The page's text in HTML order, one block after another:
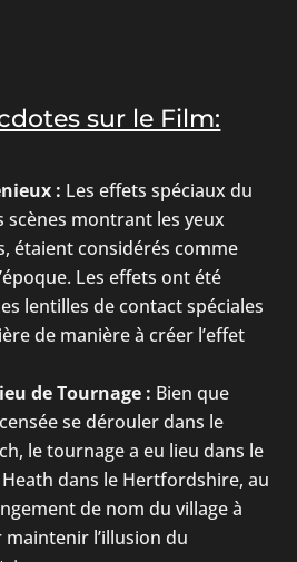
sur le Film:
: Les effets spéciaux du
montrant les yeux
étaient considérés comme
Les effets ont été
lentilles de contact spéciales
de manière à créer l’effet
de Tournage : Bien que
se dérouler dans le
le tournage a eu lieu dans le
dans le Hertfordshire, au
de nom du village à
maintenir l’illusion du